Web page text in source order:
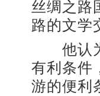
丝绸之路
路的文学
他认为
有利条件
游的便利